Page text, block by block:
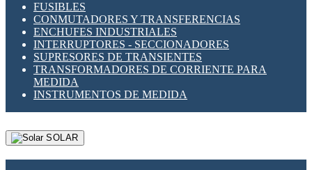
FUSIBLES
CONMUTADORES Y TRANSFERENCIAS
ENCHUFES INDUSTRIALES
INTERRUPTORES - SECCIONADORES
SUPRESORES DE TRANSIENTES
TRANSFORMADORES DE CORRIENTE PARA
MEDIDA
INSTRUMENTOS DE MEDIDA
SOLAR